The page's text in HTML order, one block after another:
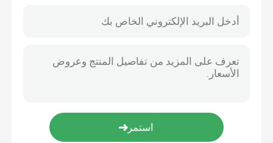
المنزل